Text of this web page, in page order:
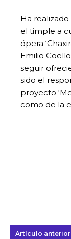
Ha
el timple a
ópera
Emilio
seguir
sido el
proyecto
como de la
Artículo anterior